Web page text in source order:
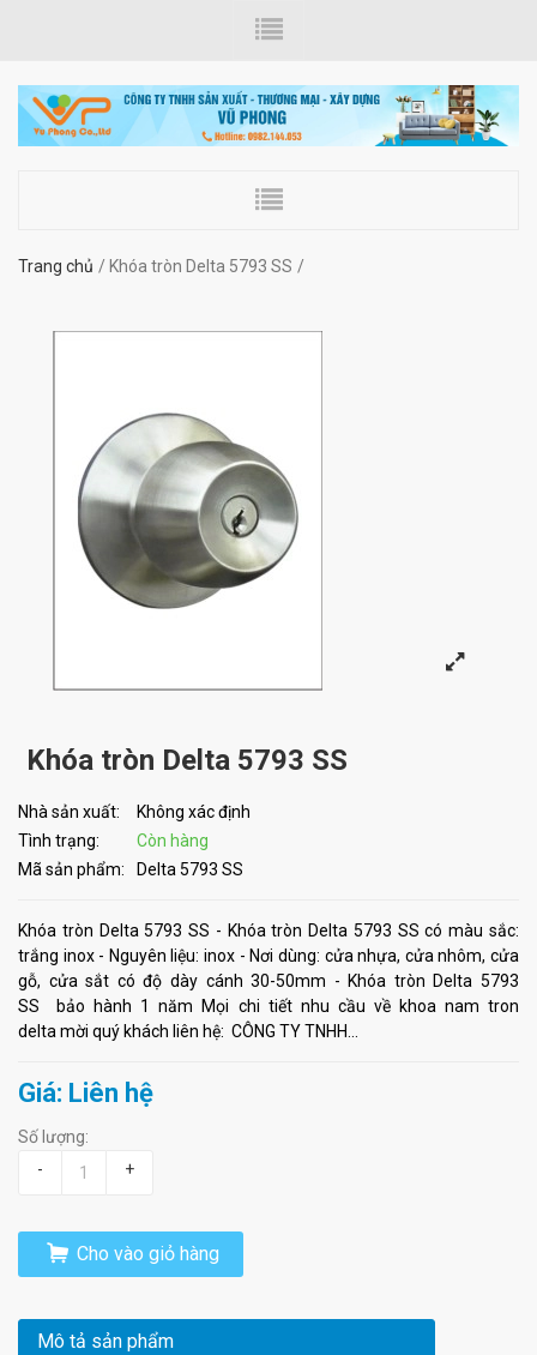
Trang chủ Khóa tròn Delta 5793 SS
Khóa tròn Delta 5793 SS
Nhà sản xuất:
Không xác định
Tình trạng:
Còn hàng
Mã sản phẩm:
Delta 5793 SS
Khóa tròn Delta 5793 SS - Khóa tròn Delta 5793 SS có màu sắc:
trắng inox - Nguyên liệu: inox - Nơi dùng: cửa nhựa, cửa nhôm, cửa
gỗ, cửa sắt có độ dày cánh 30-50mm - Khóa tròn Delta 5793
SS bảo hành 1 năm Mọi chi tiết nhu cầu về khoa nam tron
delta mời quý khách liên hệ: CÔNG TY TNHH...
Giá: Liên hệ
Số lượng:
-
+
Cho vào giỏ hàng
Mô tả sản phẩm